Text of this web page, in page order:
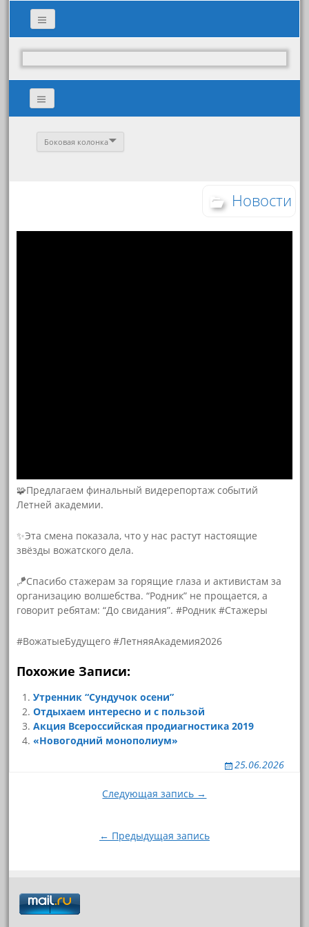
Боковая колонка
Новости
🧩Предлагаем финальный видерепортаж событий
Летней академии.
✨️Эта смена показала, что у нас растут настоящие
звёзды вожатского дела.
🪁Спасибо стажерам за горящие глаза и активистам за
организацию волшебства. “Родник” не прощается, а
говорит ребятам: “До свидания”. #Родник #Стажеры
#ВожатыеБудущего #ЛетняяАкадемия2026
Похожие Записи:
Утренник “Сундучок осени”
Отдыхаем интересно и с пользой
Акция Всероссийская продиагностика 2019
«Новогодний монополиум»
25.06.2026
Следующая запись →
← Предыдущая запись